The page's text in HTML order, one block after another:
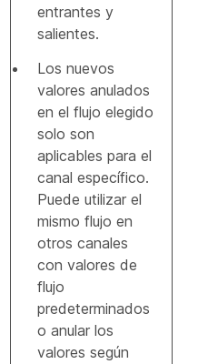
entrantes y
salientes.
Los nuevos
valores anulados
en el flujo elegido
solo son
aplicables para el
canal específico.
Puede utilizar el
mismo flujo en
otros canales
con valores de
flujo
predeterminados
o anular los
valores según